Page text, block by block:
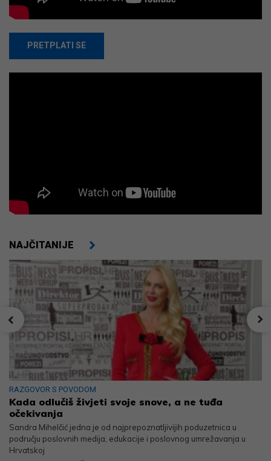
PRETPLATI SE
NAJČITANIJE
RAZGOVOR S POVODOM
Kada odlučiš živjeti svoje snove, a ne tuđa
očekivanja
Sandra Mihelčić jedna je od najprepoznatljivijih poduzetnica u
području poslovnih medija, edukacije i poslovnog umrežavanja u
Hrvatskoj